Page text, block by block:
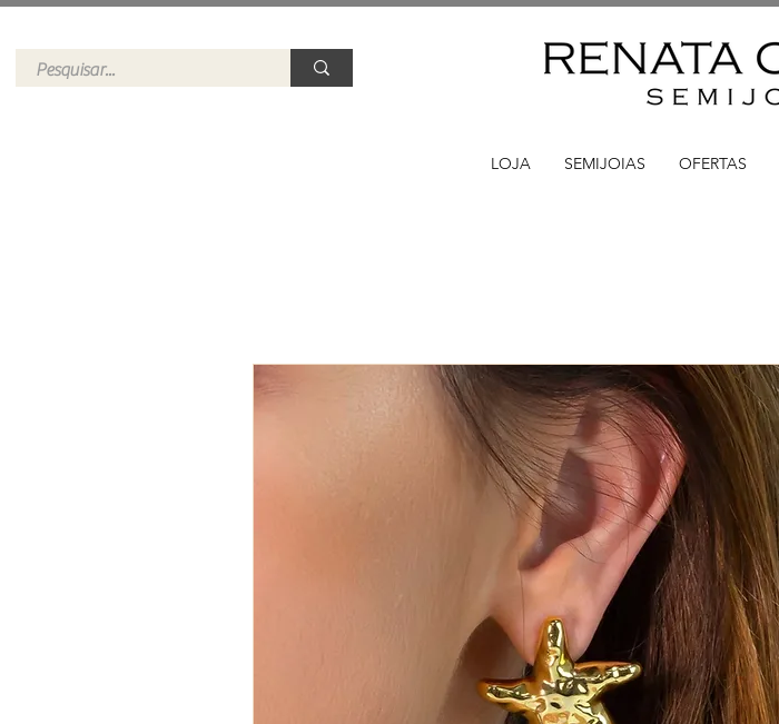
LOJA SEMIJOIAS OFERTAS